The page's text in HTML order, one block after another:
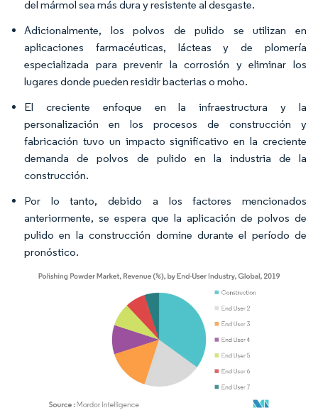
del mármol sea más dura y resistente al desgaste.
Adicionalmente, los polvos de pulido se utilizan en
aplicaciones farmacéuticas, lácteas y de plomería
especializada para prevenir la corrosión y eliminar los
lugares donde pueden residir bacterias o moho.
El creciente enfoque en la infraestructura y la
personalización en los procesos de construcción y
fabricación tuvo un impacto significativo en la creciente
demanda de polvos de pulido en la industria de la
construcción.
Por lo tanto, debido a los factores mencionados
anteriormente, se espera que la aplicación de polvos de
pulido en la construcción domine durante el período de
pronóstico.